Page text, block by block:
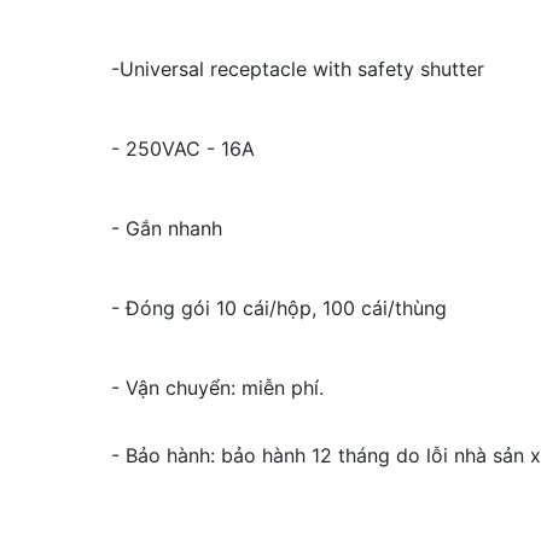
-Universal receptacle with safety shutter
- 250VAC - 16A
- Gắn nhanh
- Đóng gói 10 cái/hộp, 100 cái/thùng
- Vận chuyển: miễn phí.
- Bảo hành: bảo hành 12 tháng do lỗi nhà sản